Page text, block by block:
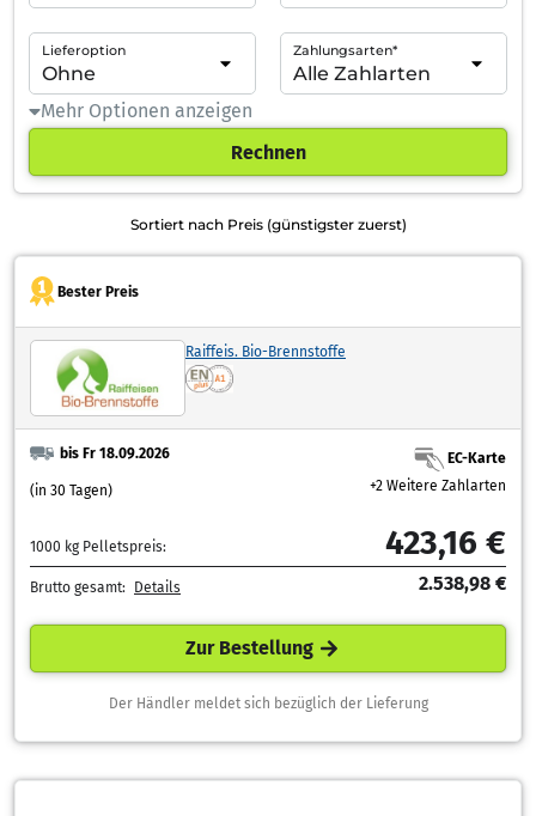
Lieferoption Zahlungsarten*
Mehr Optionen anzeigen
Rechnen
Sortiert nach Preis (günstigster zuerst)
Bester Preis
Raiffeis. Bio-Brennstoffe
bis Fr 18.09.2026
(in 30 Tagen)
EC-Karte
+2 Weitere Zahlarten
1000 kg Pelletspreis: 423,16 €
Brutto gesamt: Details 2.538,98 €
Zur Bestellung
Der Händler meldet sich bezüglich der Lieferung